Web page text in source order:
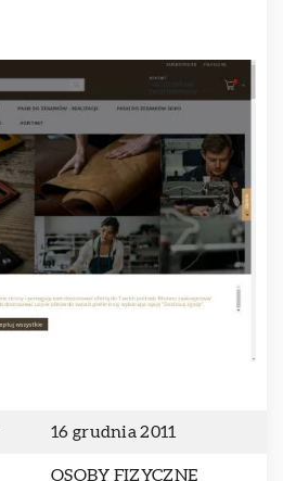
16 grudnia 2011
OSOBY FIZYCZNE